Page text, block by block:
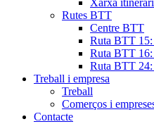
Xarxa
Rutes BTT
Centre BTT
Ruta BTT
Ruta BTT 16:
Ruta BTT
Treball i empresa
Treball
Comerços i
Contacte